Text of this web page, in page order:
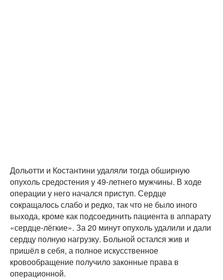
Дольотти и Костантини удаляли тогда обширную
опухоль средостения у 49-летнего мужчины. В ходе
операции у него начался приступ. Сердце
сокращалось слабо и редко, так что не было иного
выхода, кроме как подсоединить пациента в аппарату
«сердце-лёгкие». За 20 минут опухоль удалили и дали
сердцу полную нагрузку. Больной остался жив и
пришёл в себя, а полное искусственное
кровообращение получило законные права в
операционной.